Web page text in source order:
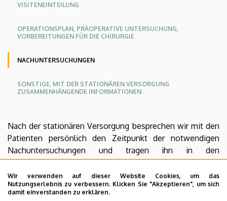
Wir verwenden auf dieser Website Cookies, um das
Nutzungserlebnis zu verbessern. Klicken Sie "Akzeptieren", um sich
damit einverstanden zu erklären.
VISITENEINTEILUNG
OPERATIONSPLAN, PRÄOPERATIVE UNTERSUCHUNG,
VORBEREITUNGEN FÜR DIE CHIRURGIE
NACHUNTERSUCHUNGEN
SONSTIGE, MIT DER STATIONÄREN VERSORGUNG
ZUSAMMENHÄNGENDE INFORMATIONEN
Nach der stationären Versorgung besprechen wir mit den
Patienten persönlich den Zeitpunkt der notwendigen
Nachuntersuchungen und tragen ihn in den
Abschlussbericht ein. Die Nachuntersuchungen werden
wie geplant durchgeführt, es sei denn, die Patienten
haben Beschwerden.